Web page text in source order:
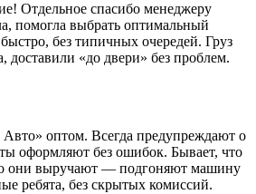
Отдельное спасибо менеджеру
помогла выбрать оптимальный
без типичных очередей. Груз
доставили «до двери» без проблем.
оптом. Всегда предупреждают о
оформляют без ошибок. Бывает, что
они выручают — подгоняют машину
ребята, без скрытых комиссий.